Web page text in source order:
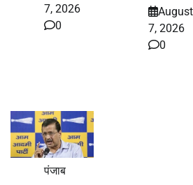
7, 2026
0
August
7, 2026
0
पंजाब